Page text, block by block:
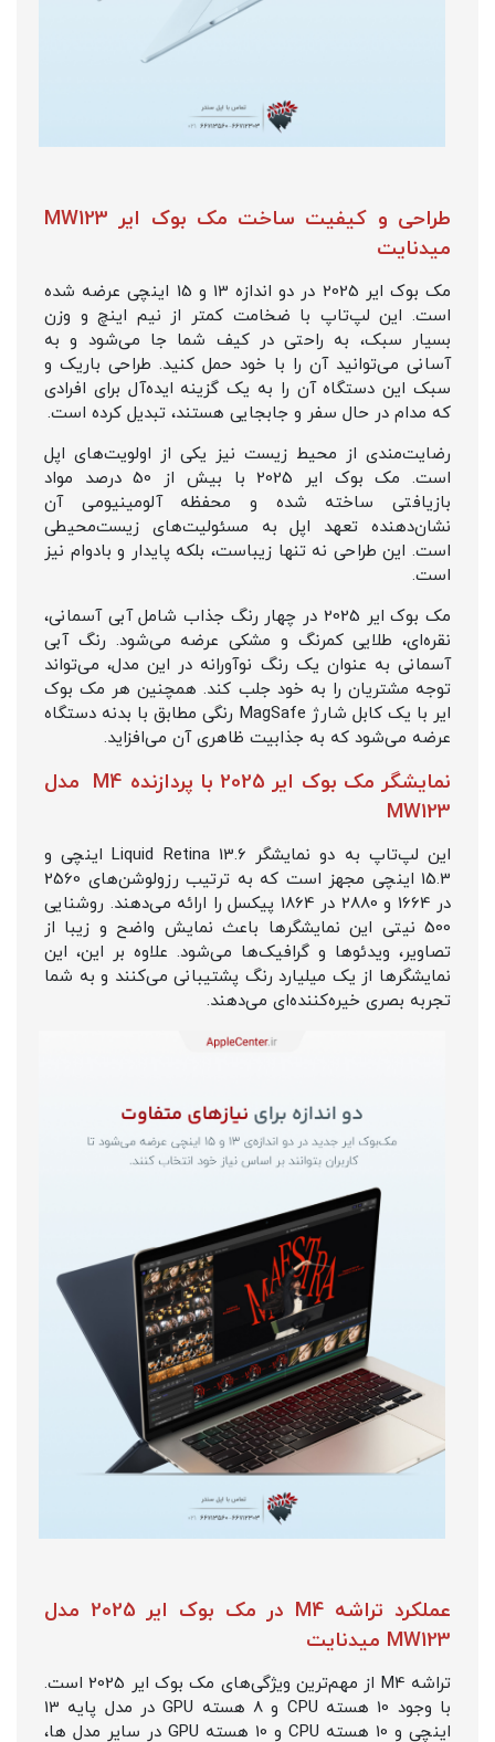
طراحی و کیفیت ساخت مک بوک ایر MW123
میدنایت
مک بوک ایر 2025 در دو اندازه 13 و 15 اینچی عرضه شده
است. این لپ‌تاپ با ضخامت کمتر از نیم اینچ و وزن
بسیار سبک، به راحتی در کیف شما جا می‌شود و به
آسانی می‌توانید آن را با خود حمل کنید. طراحی باریک و
سبک این دستگاه آن را به یک گزینه ایده‌آل برای افرادی
که مدام در حال سفر و جابجایی هستند، تبدیل کرده است.
رضایت‌مندی از محیط زیست نیز یکی از اولویت‌های اپل
است. مک بوک ایر 2025 با بیش از 50 درصد مواد
بازیافتی ساخته شده و محفظه آلومینیومی آن
نشان‌دهنده تعهد اپل به مسئولیت‌های زیست‌محیطی
است. این طراحی نه تنها زیباست، بلکه پایدار و بادوام نیز
است.
مک بوک ایر 2025 در چهار رنگ جذاب شامل آبی آسمانی،
نقره‌ای، طلایی کمرنگ و مشکی عرضه می‌شود. رنگ آبی
آسمانی به عنوان یک رنگ نوآورانه در این مدل، می‌تواند
توجه مشتریان را به خود جلب کند. همچنین هر مک بوک
ایر با یک کابل شارژ MagSafe رنگی مطابق با بدنه دستگاه
عرضه می‌شود که به جذابیت ظاهری آن می‌افزاید.
نمایشگر مک بوک ایر 2025 با پردازنده M4 مدل
MW123
این لپ‌تاپ به دو نمایشگر Liquid Retina 13.6 اینچی و
15.3 اینچی مجهز است که به ترتیب رزولوشن‌های 2560
در 1664 و 2880 در 1864 پیکسل را ارائه می‌دهند. روشنایی
500 نیتی این نمایشگرها باعث نمایش واضح و زیبا از
تصاویر، ویدئوها و گرافیک‌ها می‌شود. علاوه بر این، این
نمایشگرها از یک میلیارد رنگ پشتیبانی می‌کنند و به شما
تجربه بصری خیره‌کننده‌ای می‌دهند.
عملکرد تراشه M4 در مک بوک ایر 2025 مدل
MW123 میدنایت
تراشه M4 از مهم‌ترین ویژگی‌های مک بوک ایر 2025 است.
با وجود 10 هسته CPU و 8 هسته GPU در مدل پایه 13
اینچی و 10 هسته CPU و 10 هسته GPU در سایر مدل ها،